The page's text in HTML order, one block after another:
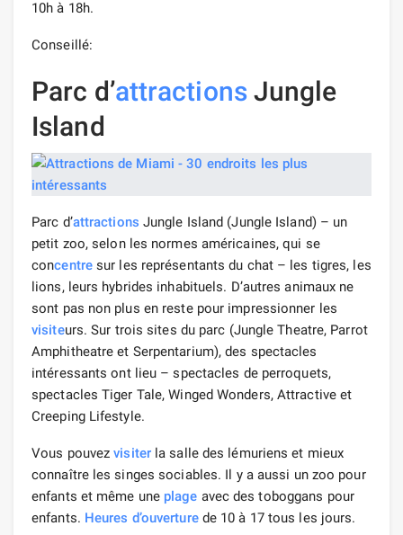
10h à 18h.
Conseillé:
Parc d’attractionsJungle
Island
Parc d’attractions Jungle Island (Jungle Island) – un
petit zoo, selon les normes américaines, qui se
concentresur les représentants du chat – les tigres, les
lions, leurs hybrides inhabituels. D’autres animaux ne
sont pas non plus en reste pour impressionner les
visiteurs. Sur trois sites du parc (Jungle Theatre, Parrot
Amphitheatre et Serpentarium), des spectacles
intéressants ont lieu – spectacles de perroquets,
spectacles Tiger Tale, Winged Wonders, Attractive et
Creeping Lifestyle.
Vous pouvezvisiterla salle des lémuriens et mieux
connaître les singes sociables. Il y a aussi un zoo pour
enfants et même une plage avec des toboggans pour
enfants. Heures d’ouverturede 10 à 17 tous les jours.